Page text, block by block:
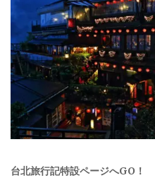
台北旅行記特設ページへGO！